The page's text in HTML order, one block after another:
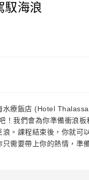
馭海浪
療飯店 (Hotel
！我們會為你準備衝浪
。課程結束後，你就可
需要帶上你的熱情，準